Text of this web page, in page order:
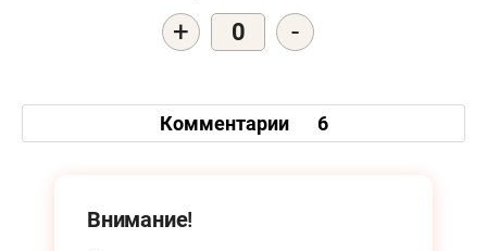
+ 0 -
Комментарии 6
Внимание!